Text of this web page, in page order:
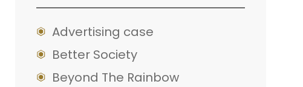
Advertising case
Better Society
Beyond The Rainbow